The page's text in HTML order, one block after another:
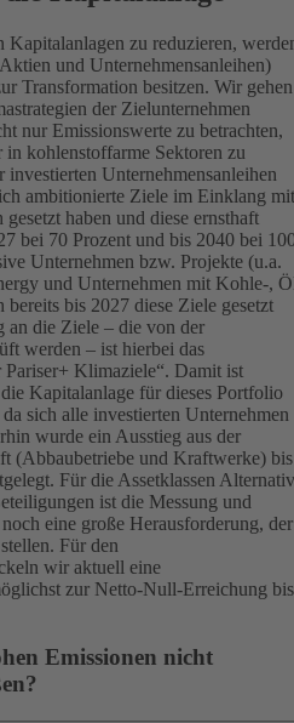
zu reduzieren,
und Unternehmensanleihen)
Transformation besitzen. Wir gehen
der Zielunternehmen
nur Emissionswerte zu betrachten,
kohlenstoffarme Sektoren zu
investierten Unternehmensanleihen
ambitionierte Ziele im Einklang mit
haben und diese ernsthaft
bei 70 Prozent und bis 2040 bei
Unternehmen bzw. Projekte (u.a.
und Unternehmen mit Kohle-,
bereits bis 2027 diese Ziele gesetzt
an die Ziele – die von der
werden – ist hierbei das
Klimaziele“. Damit ist
Kapitalanlage für dieses Portfolio
sich alle investierten Unternehmen
wurde ein Ausstieg aus der
(Abbaubetriebe und Kraftwerke) bis
Für die Assetklassen
ist die Messung und
eine große Herausforderung, der
Für den
wir aktuell eine
zur Netto-Null-Erreichung bis
Emissionen nicht